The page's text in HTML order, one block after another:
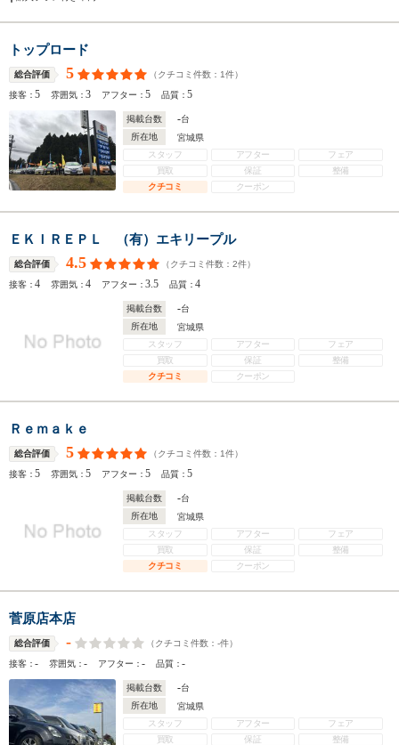
トップロード
総合評価 5 （クチコミ件数： 1件）
接客：5 雰囲気：3 アフター：5 品質：5
掲載台数 -台
所在地
宮城県
スタッフ
アフター
フェア
買取
保証
整備
クチコミ
クーポン
ＥＫＩＲＥＰＬ （有）エキリープル
総合評価 4.5 （クチコミ件数： 2件）
接客：4 雰囲気：4 アフター：3.5 品質：4
掲載台数 -台
所在地
宮城県
スタッフ
アフター
フェア
買取
保証
整備
クチコミ
クーポン
Ｒｅｍａｋｅ
総合評価 5 （クチコミ件数： 1件）
接客：5 雰囲気：5 アフター：5 品質：5
掲載台数 -台
所在地
宮城県
スタッフ
アフター
フェア
買取
保証
整備
クチコミ
クーポン
菅原店本店
総合評価 - （クチコミ件数： -件）
接客：- 雰囲気：- アフター：- 品質：-
掲載台数 -台
所在地
宮城県
スタッフ
アフター
フェア
買取
保証
整備